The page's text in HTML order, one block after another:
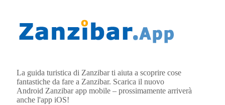
La guida turistica di Zanzibar ti aiuta a scoprire cose
fantastiche da fare a Zanzibar. Scarica il nuovo
Android Zanzibarapp mobile – prossimamente arriverà
anche l'app iOS!